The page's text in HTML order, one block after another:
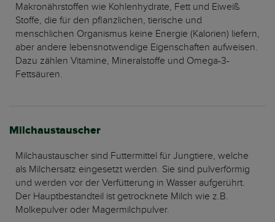
Makronährstoffen wie Kohlenhydrate, Fett und Eiweiß
Stoffe, die für den pflanzlichen, tierische und
menschlichen Organismus keine Energie (Kalorien) liefern,
aber andere lebensnotwendige Eigenschaften aufweisen.
Dazu zählen Vitamine, Mineralstoffe und Omega-3-
Fettsäuren.
Milchaustauscher
Milchaustauscher sind Futtermittel für Jungtiere, welche
als Milchersatz eingesetzt werden. Sie sind pulverförmig
und werden vor der Verfütterung in Wasser aufgerührt.
Der Hauptbestandteil ist getrocknete Milch wie z.B.
Molkepulver oder Magermilchpulver.